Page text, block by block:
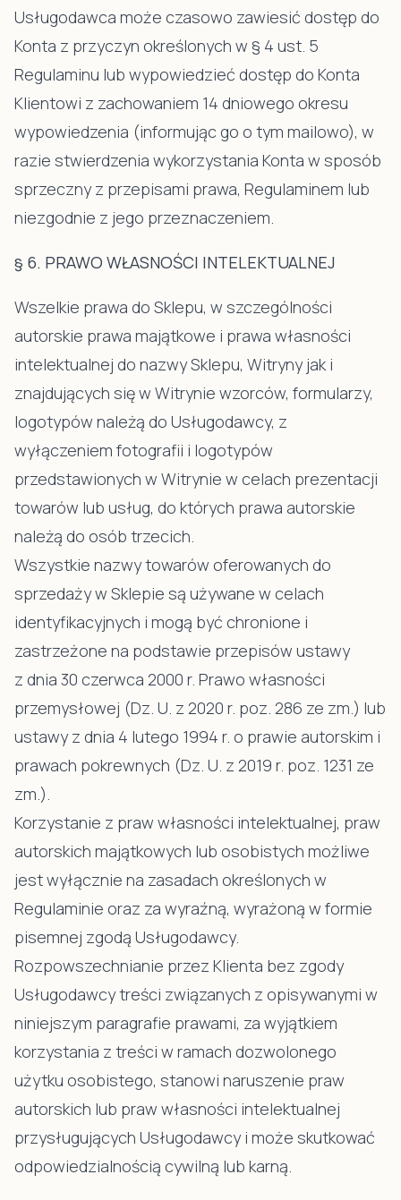
Usługodawca może czasowo zawiesić dostęp do
Konta z przyczyn określonych w § 4 ust. 5
Regulaminu lub wypowiedzieć dostęp do Konta
Klientowi z zachowaniem 14 dniowego okresu
wypowiedzenia (informując go o tym mailowo), w
razie stwierdzenia wykorzystania Konta w sposób
sprzeczny z przepisami prawa, Regulaminem lub
niezgodnie z jego przeznaczeniem.
§ 6. PRAWO WŁASNOŚCI INTELEKTUALNEJ
Wszelkie prawa do Sklepu, w szczególności
autorskie prawa majątkowe i prawa własności
intelektualnej do nazwy Sklepu, Witryny jak i
znajdujących się w Witrynie wzorców, formularzy,
logotypów należą do Usługodawcy, z
wyłączeniem fotografii i logotypów
przedstawionych w Witrynie w celach prezentacji
towarów lub usług, do których prawa autorskie
należą do osób trzecich.
Wszystkie nazwy towarów oferowanych do
sprzedaży w Sklepie są używane w celach
identyfikacyjnych i mogą być chronione i
zastrzeżone na podstawie przepisów ustawy
z dnia 30 czerwca 2000 r. Prawo własności
przemysłowej (Dz. U. z 2020 r. poz. 286 ze zm.) lub
ustawy z dnia 4 lutego 1994 r. o prawie autorskim i
prawach pokrewnych (Dz. U. z 2019 r. poz. 1231 ze
zm.).
Korzystanie z praw własności intelektualnej, praw
autorskich majątkowych lub osobistych możliwe
jest wyłącznie na zasadach określonych w
Regulaminie oraz za wyraźną, wyrażoną w formie
pisemnej zgodą Usługodawcy.
Rozpowszechnianie przez Klienta bez zgody
Usługodawcy treści związanych z opisywanymi w
niniejszym paragrafie prawami, za wyjątkiem
korzystania z treści w ramach dozwolonego
użytku osobistego, stanowi naruszenie praw
autorskich lub praw własności intelektualnej
przysługujących Usługodawcy i może skutkować
odpowiedzialnością cywilną lub karną.